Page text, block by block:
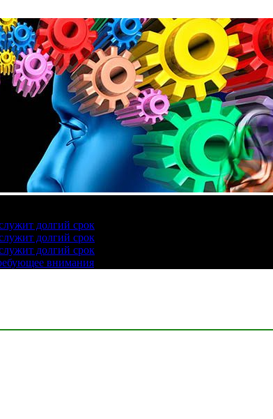
долгий срок
долгий срок
долгий срок
внимания